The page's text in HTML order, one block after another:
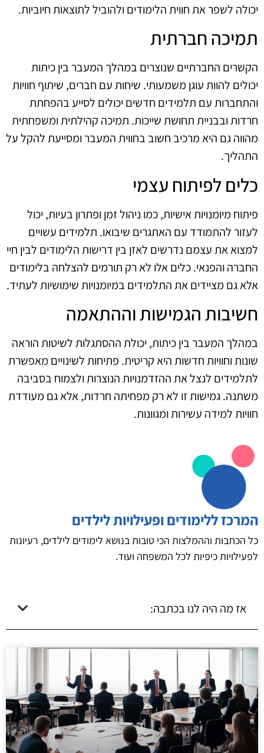
יכולה לשפר את חווית הלימודים ולהוביל לתוצאות חיוביות.
תמיכה חברתית
הקשרים החברתיים שנוצרים במהלך המעבר בין כיתות
יכולים להוות עוגן משמעותי. שיחות עם חברים, שיתוף חוויות
והתחברות עם תלמידים חדשים יכולים לסייע בהפחתת
חרדות ובבניית תחושת שייכות. תמיכה קהילתית ומשפחתית
מהווה גם היא מרכיב חשוב בחווית המעבר ומסייעת להקל על
התהליך.
כלים לפיתוח עצמי
פיתוח מיומנויות אישיות, כמו ניהול זמן ופתרון בעיות, יכול
לעזור להתמודד עם האתגרים שיבואו. תלמידים עשויים
למצוא את עצמם נדרשים לאזן בין דרישות הלימודים לבין חיי
החברה והפנאי. כלים אלו לא רק תורמים להצלחה בלימודים
אלא גם מציידים את התלמידים במיומנויות שימושיות לעתיד.
חשיבות הגמישות וההתאמה
במהלך המעבר בין כיתות, יכולת ההסתגלות לשיטות הוראה
שונות וחוויות חדשות היא קריטית. פתיחות לשינויים מאפשרת
לתלמידים לנצל את ההזדמנויות הנוצרות ולצמוח בסביבה
משתנה. גמישות זו לא רק מפחיתה חרדות, אלא גם מעודדת
חוויות למידה עשירות ומגוונות.
המרכז ללימודים ופעילויות לילדים
כל הכתבות וההמלצות הכי טובות בנושא לימודים לילדים, רעיונות
לפעילויות כיפיות לכל המשפחה ועוד.
אז מה היה לנו בכתבה: